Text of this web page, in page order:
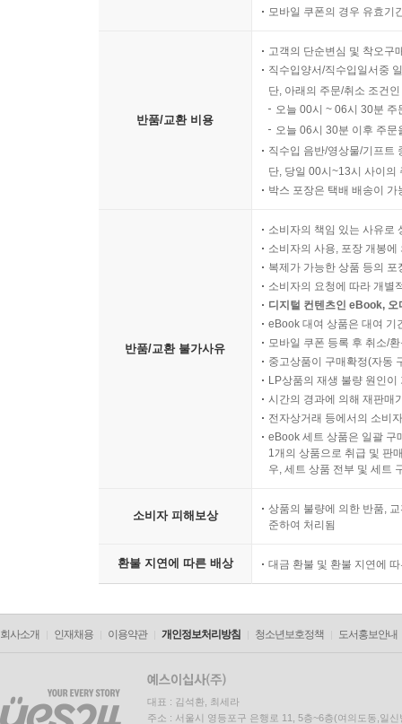
모바일 쿠폰의 경우 유효기
반품/교환 비용
고객의 단순변심 및 착오구
직수입양서/직수입일서중
단, 아래의 주문/취소 조건
오늘 00시 ~ 06시 30분
오늘 06시 30분 이후 주
직수입 음반/영상물/기프트
단, 당일 00시~13시 사이의
박스 포장은 택배 배송이
반품/교환 불가사유
소비자의 책임 있는 사유로
소비자의 사용, 포장 개봉
복제가 가능한 상품 등의
소비자의 요청에 따라 개별
디지털 컨텐츠인 eBook,
eBook 대여 상품은 대여 기
모바일 쿠폰 등록 후 취소/
중고상품이 구매확정(자동
LP상품의 재생 불량 원인
시간의 경과에 의해 재판매
전자상거래 등에서의 소비
eBook 세트 상품은 일괄 구
1개의 상품으로 취급 및 판
우, 세트 상품 전부 및 세트
소비자 피해보상
상품의 불량에 의한 반품,
준하여 처리됨
환불 지연에 따른 배상 대금 환불 및 환불 지연에
회사소개 인재채용 이용약관 개인정보처리방침 청소년보호정책 도서홍보안내
대표 : 김석환, 최세라
주소 : 서울시 영등포구 은행로 11, 5층~6층(여의도동,일신